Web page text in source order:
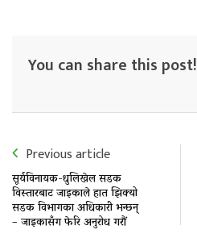
You can share this post!
Previous article
सूर्यविनायक-धुलिखेल सडक
विस्तारबाट जाइकाले हात झिक्यो
सडक विभागका अधिकारी भन्छन्
– जाइकासँग फेरि अनुरोध गरौं